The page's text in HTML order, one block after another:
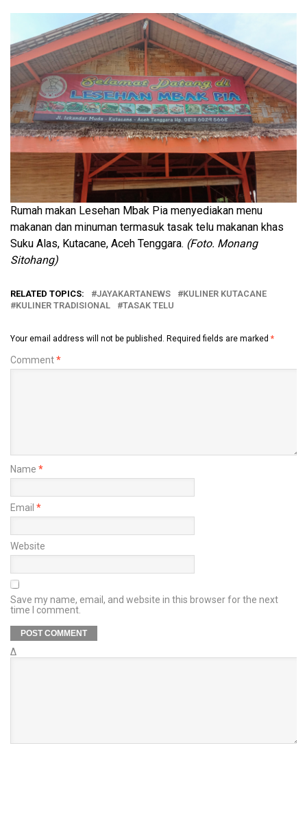
Rumah makan Lesehan Mbak Pia menyediakan menu
makanan dan minuman termasuk tasak telu makanan khas
Suku Alas, Kutacane, Aceh Tenggara. (Foto. Monang
Sitohang)
RELATED TOPICS: JAYAKARTANEWS
KULINER KUTACANE
KULINER TRADISIONAL
TASAK TELU
Your email address will not be published. Required fields are marked *
Comment*
Name *
Email *
Website
Save my name, email, and website in this browser for the next
time I comment.
Δ